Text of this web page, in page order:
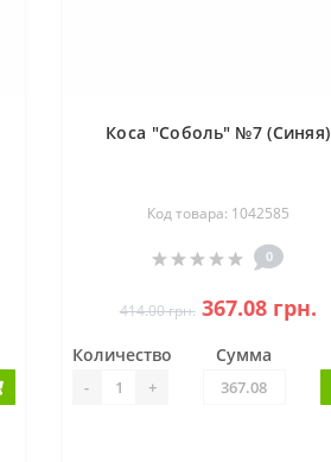
Коса "Соболь" №7 (Синяя)
Код товара: 1042585
0
414.00 грн. 367.08 грн.
Количество
- +
Сумма